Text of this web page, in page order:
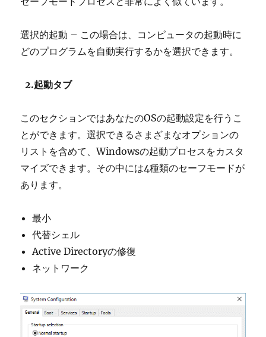
選択的起動 – この場合は、コンピュータの起動時に
どのプログラムを自動実行するかを選択できます。
2.起動タブ
このセクションではあなたのOSの起動設定を行うこ
とができます。選択できるさまざまなオプションの
リストを含めて、Windowsの起動プロセスをカスタ
マイズできます。その中には4種類のセーフモードが
あります。
最小
代替シェル
Active Directoryの修復
ネットワーク